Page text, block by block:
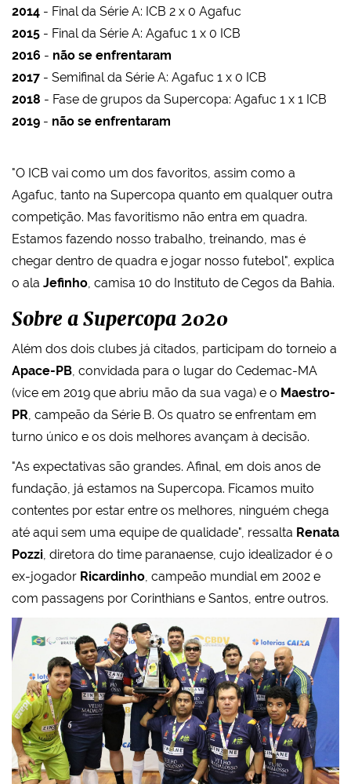
2014 - Final da Série A: ICB 2 x 0 Agafuc
2015 - Final da Série A: Agafuc 1 x 0 ICB
2016 - não se enfrentaram
2017 - Semifinal da Série A: Agafuc 1 x 0 ICB
2018 - Fase de grupos da Supercopa: Agafuc 1 x 1 ICB
2019 - não se enfrentaram
"O ICB vai como um dos favoritos, assim como a
Agafuc, tanto na Supercopa quanto em qualquer outra
competição. Mas favoritismo não entra em quadra.
Estamos fazendo nosso trabalho, treinando, mas é
chegar dentro de quadra e jogar nosso futebol", explica
o ala Jefinho, camisa 10 do Instituto de Cegos da Bahia.
Sobre a Supercopa 2020
Além dos dois clubes já citados, participam do torneio a
Apace-PB, convidada para o lugar do Cedemac-MA
(vice em 2019 que abriu mão da sua vaga) e o Maestro-
PR, campeão da Série B. Os quatro se enfrentam em
turno único e os dois melhores avançam à decisão.
"As expectativas são grandes. Afinal, em dois anos de
fundação, já estamos na Supercopa. Ficamos muito
contentes por estar entre os melhores, ninguém chega
até aqui sem uma equipe de qualidade", ressalta Renata
Pozzi, diretora do time paranaense, cujo idealizador é o
ex-jogador Ricardinho, campeão mundial em 2002 e
com passagens por Corinthians e Santos, entre outros.